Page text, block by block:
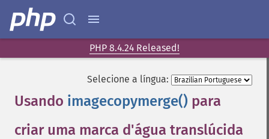
PHP 8.4.24 Released!
Selecione a língua:
Usando imagecopymerge() para
criar uma marca d'água translúcida